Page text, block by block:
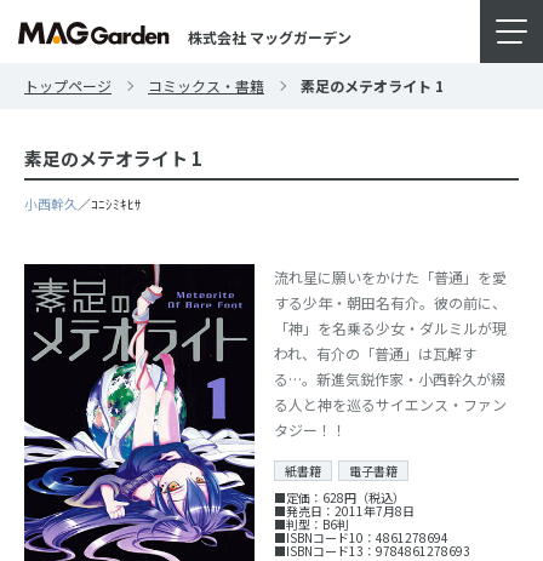
株式会社 マッグガーデン
トップページ コミックス・書籍 素足のメテオライト 1
素足のメテオライト 1
小西幹久 ／ｺﾆｼﾐｷﾋｻ
流れ星に願いをかけた「普通」を愛
する少年・朝田名有介。彼の前に、
「神」を名乗る少女・ダルミルが現
われ、有介の「普通」は瓦解す
る…。新進気鋭作家・小西幹久が綴
る人と神を巡るサイエンス・ファン
タジー！！
紙書籍
電子書籍
■定価：628円（税込）
■発売日：2011年7月8日
■判型：B6判
■ISBNコード10：4861278694
■ISBNコード13：9784861278693